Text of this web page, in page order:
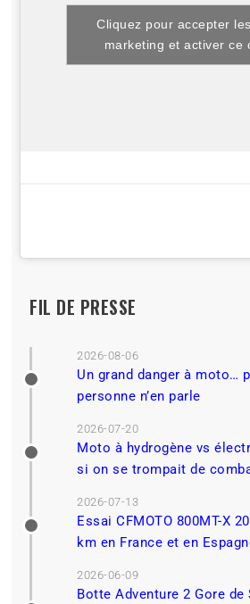
Cliquez pour accepter
marketing et activer ce
FIL DE PRESSE
2026-08-06
Un grand danger à moto…
personne n’en parle
2026-07-20
Moto à hydrogène vs
si on se trompait de
2026-07-13
Essai CFMOTO 800MT-X
km en France et en
2026-06-09
Botte Adventure 2 Gore de